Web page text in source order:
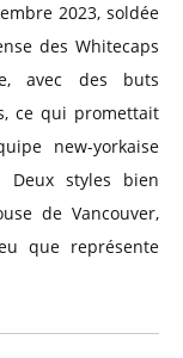
2023, soldée
des Whitecaps
avec des buts
ce qui promettait
new-yorkaise
Deux styles bien
de Vancouver,
que représente